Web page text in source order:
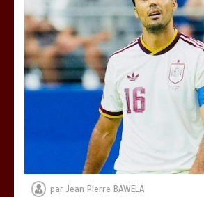
TRANSFORMATION
L’importance pour le
Feuille de route
5 minutes
TOGO : Sauver la
indicateur de
0
4 minutes
par Jean Pierre BAWELA